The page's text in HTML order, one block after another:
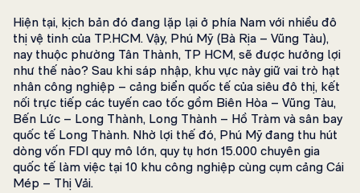
Hiện tại, kịch bản đó đang lặp lại ở phía Nam với nhiều đô
thị vệ tinh của TP.HCM. Vậy, Phú Mỹ (Bà Rịa – Vũng Tàu),
nay thuộc phường Tân Thành, TP HCM, sẽ được hưởng lợi
như thế nào? Sau khi sáp nhập, khu vực này giữ vai trò hạt
nhân công nghiệp – cảng biển quốc tế của siêu đô thị, kết
nối trực tiếp các tuyến cao tốc gồm Biên Hòa – Vũng Tàu,
Bến Lức – Long Thành, Long Thành – Hồ Tràm và sân bay
quốc tế Long Thành. Nhờ lợi thế đó, Phú Mỹ đang thu hút
dòng vốn FDI quy mô lớn, quy tụ hơn 15.000 chuyên gia
quốc tế làm việc tại 10 khu công nghiệp cùng cụm cảng Cái
Mép – Thị Vải.